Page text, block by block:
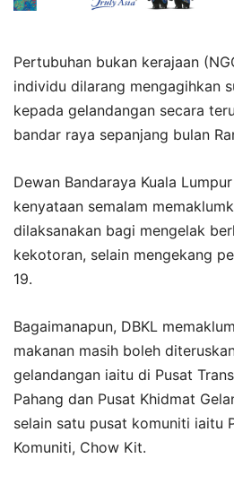
Pertubuhan bukan kerajaan
individu dilarang mengagihkan
kepada gelandangan secara
bandar raya sepanjang bulan
Dewan Bandaraya Kuala
kenyataan semalam
dilaksanakan bagi mengelak
kekotoran, selain mengekang
19.
Bagaimanapun, DBKL
makanan masih boleh
gelandangan iaitu di Pusat
Pahang dan Pusat Khidmat
selain satu pusat komuniti iaitu
Komuniti, Chow Kit.